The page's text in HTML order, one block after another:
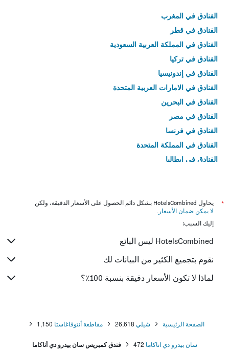
الفنادق في المغرب
الفنادق في قطر
الفنادق في المملكة العربية السعودية
الفنادق في تركيا
الفنادق في إندونيسيا
الفنادق في الامارات العربية المتحدة
الفنادق في البحرين
الفنادق في مصر
الفنادق في فرنسا
الفنادق في المملكة المتحدة
الفنادق في إيطاليا
*
يحاول HotelsCombined بشكل دائم الحصول على الأسعار الدقيقة، ولكن
لا يمكن ضمان الأسعار .
إليك السبب:
HotelsCombined ليس البائع
نقوم بتجميع الكثير من البيانات لك
لماذا لا تكون الأسعار دقيقة بنسبة 100٪؟
الصفحة الرئيسية شيلي 26,618 مقاطعة أنتوفاغاستا 1,150
سان بيدرو دي اتاكاما 472 فندق كمبريس سان بيدرو دي أتاكاما